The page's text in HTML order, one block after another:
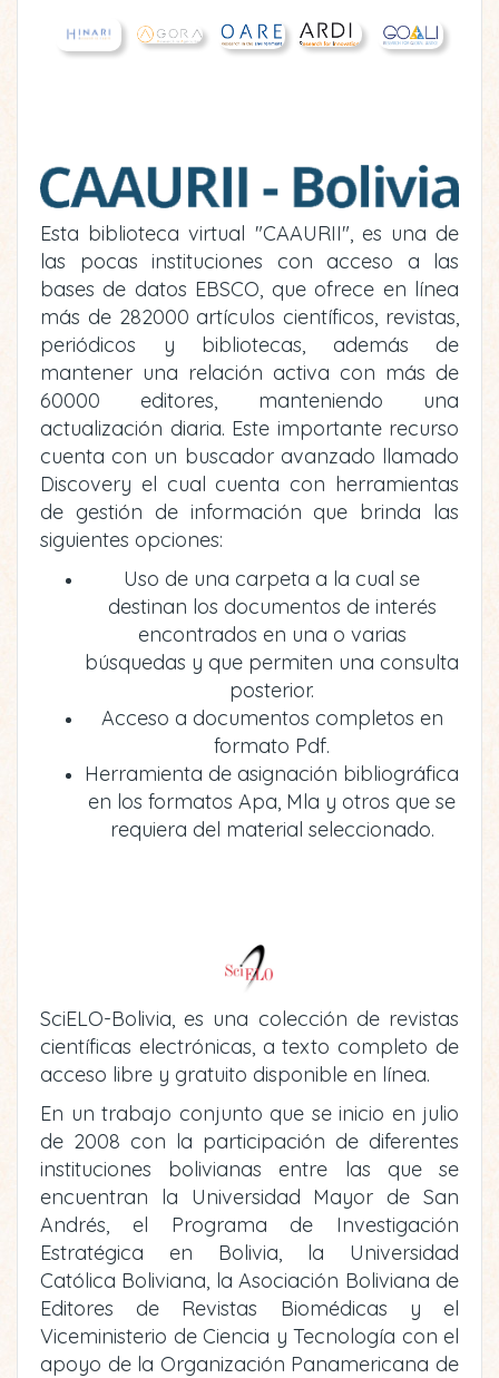
Esta biblioteca virtual "CAAURII", es una de
las pocas instituciones con acceso a las
bases de datos EBSCO, que ofrece en línea
más de 282000 artículos científicos, revistas,
periódicos y bibliotecas, además de
mantener una relación activa con más de
60000 editores, manteniendo una
actualización diaria. Este importante recurso
cuenta con un buscador avanzado llamado
Discovery el cual cuenta con herramientas
de gestión de información que brinda las
siguientes opciones:
Uso de una carpeta a la cual se
destinan los documentos de interés
encontrados en una o varias
búsquedas y que permiten una consulta
posterior.
Acceso a documentos completos en
formato Pdf.
Herramienta de asignación bibliográfica
en los formatos Apa, Mla y otros que se
requiera del material seleccionado.
SciELO-Bolivia, es una colección de revistas
científicas electrónicas, a texto completo de
acceso libre y gratuito disponible en línea.
En un trabajo conjunto que se inicio en julio
de 2008 con la participación de diferentes
instituciones bolivianas entre las que se
encuentran la Universidad Mayor de San
Andrés, el Programa de Investigación
Estratégica en Bolivia, la Universidad
Católica Boliviana, la Asociación Boliviana de
Editores de Revistas Biomédicas y el
Viceministerio de Ciencia y Tecnología con el
apoyo de la Organización Panamericana de